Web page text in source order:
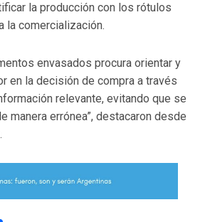
la producción con los rótulos
la comercialización.
envasados procura orientar y
en la decisión de compra a través
relevante, evitando que se
manera errónea”, destacaron desde